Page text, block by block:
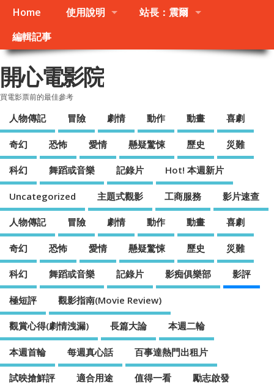
Home 使用說明
站長：震爾
編輯記事
開心電影院
買電影票前的最佳參考
人物傳記 冒險 劇情 動作 動畫 喜劇
奇幻 恐怖 愛情 懸疑驚悚 歷史 災難
科幻 舞蹈或音樂 記錄片 Hot! 本週新片
Uncategorized 主題式觀影 工商服務 影片速查
人物傳記 冒險 劇情 動作 動畫 喜劇
奇幻 恐怖 愛情 懸疑驚悚 歷史 災難
科幻 舞蹈或音樂 記錄片 影痴俱樂部 影評
極短評 觀影指南(Movie Review)
觀賞心得(劇情洩漏) 長篇大論 本週二輪
本週首輪 每週真心話 百事達熱門出租片
試映搶鮮評 適合用途 值得一看 勵志啟發